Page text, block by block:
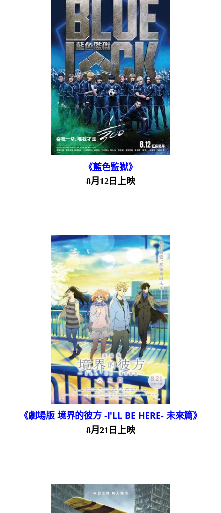
《藍色監獄》
8月12日上映
《劇場版 境界的彼方 -I'LL BE HERE- 未來篇》
8月21日上映